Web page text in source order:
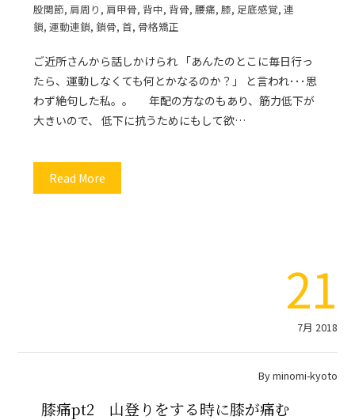
股関節,肩周り ,肩甲骨, 背中, 背骨,腰痛,膝, 足底感覚,連
鎖,運動連鎖,鎖骨,首, 骨格矯正
ご近所さんから話しかけられ 「あんたのとこに毎日行っ
たら、運動しなくても何とかなるのか？」 と言われ･･･思
わず絶句した私。。 年配の方なのもあり、筋力低下が
大きいので、 低下に抗うためにもして欲…
Read More
21
7月 2018
Byminomi-kyoto
膝痛pt2 山登りをする時に膝が痛む